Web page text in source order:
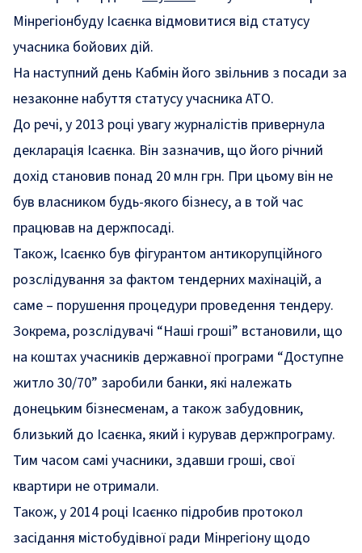
Мінрегіонбуду Ісаєнка відмовитися від статусу
учасника бойових дій.
На наступний день Кабмін його звільнив з посади за
незаконне набуття статусу учасника АТО.
До речі, у 2013 році увагу журналістів привернула
декларація Ісаєнка. Він зазначив, що його річний
дохід становив понад 20 млн грн. При цьому він не
був власником будь-якого бізнесу, а в той час
працював на держпосаді.
Також, Ісаєнко був фігурантом антикорупційного
розслідування за фактом тендерних махінацій, а
саме – порушення процедури проведення тендеру.
Зокрема, розслідувачі “Наші гроші” встановили, що
на коштах учасників державної програми “Доступне
житло 30/70” заробили банки, які належать
донецьким бізнесменам, а також забудовник,
близький до Ісаєнка, який і курував держпрограму.
Тим часом самі учасники, здавши гроші, свої
квартири не отримали.
Також, у 2014 році Ісаєнко підробив протокол
засідання містобудівної ради Мінрегіону щодо